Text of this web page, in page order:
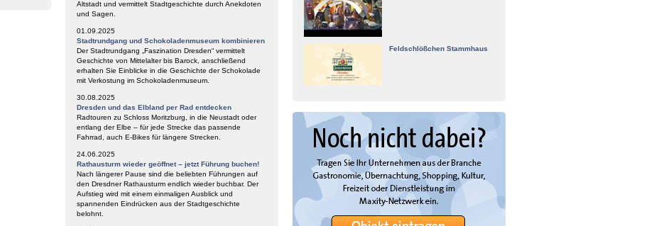
Altstadt und vermittelt Stadtgeschichte durch Anekdoten
und Sagen.
01.09.2025
Stadtrundgang und Schokoladenmuseum kombinieren
Der Stadtrundgang „Faszination Dresden“ vermittelt
Geschichte von Mittelalter bis Barock, anschließend
erhalten Sie Einblicke in die Geschichte der Schokolade
mit Verkostung im Schokoladenmuseum.
30.08.2025
Dresden und das Elbland per Rad entdecken
Radtouren zu Schloss Moritzburg, in die Neustadt oder
entlang der Elbe – für jede Strecke das passende
Fahrrad, auch E-Bikes für längere Strecken.
24.06.2025
Rathausturm wieder geöffnet – jetzt Führung buchen!
Nach längerer Pause sind die beliebten Führungen auf
den Dresdner Rathausturm endlich wieder buchbar. Der
Aufstieg wird mit einem einmaligen Ausblick und
spannenden Eindrücken aus der Stadtgeschichte
belohnt.
Feldschlößchen Stammhaus